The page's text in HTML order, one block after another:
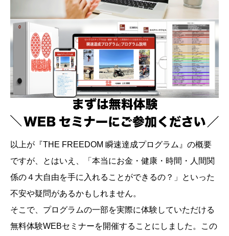
以上が『THE FREEDOM 瞬速達成プログラム』の概要
ですが、とはいえ、「本当にお金・健康・時間・人間関
係の４大自由を手に入れることができるの？」といった
不安や疑問があるかもしれません。
そこで、プログラムの一部を実際に体験していただける
無料体験WEBセミナーを開催することにしました。この